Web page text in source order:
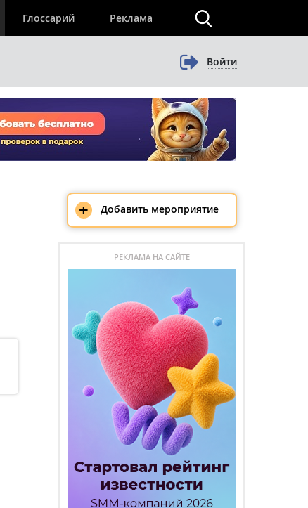
Глоссарий Реклама
Войти
+ Добавить мероприятие
РЕКЛАМА НА САЙТЕ